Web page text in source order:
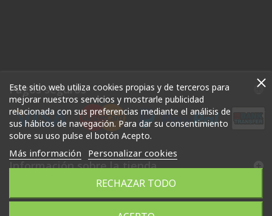
Pagos seguros
Información sobre la tienda
Este sitio web utiliza cookies propias y de terceros para
mejorar nuestros servicios y mostrarle publicidad
relacionada con sus preferencias mediante el análisis de
sus hábitos de navegación. Para dar su consentimiento
sobre su uso pulse el botón Acepto.
Más información Personalizar cookies
RECHAZAR TODO